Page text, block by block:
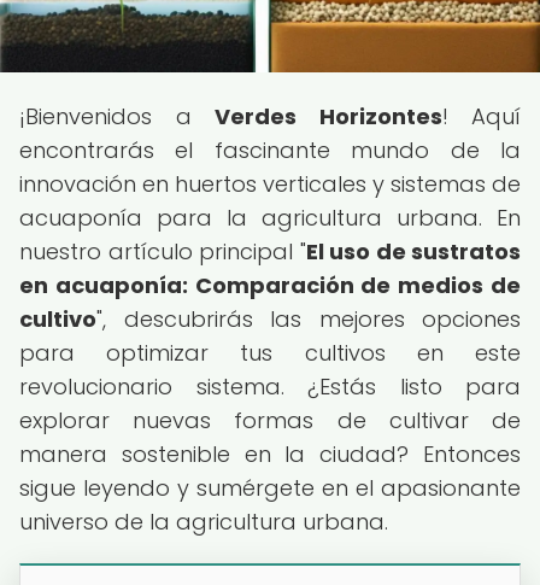
¡Bienvenidos a Verdes Horizontes! Aquí
encontrarás el fascinante mundo de la
innovación en huertos verticales y sistemas de
acuaponía para la agricultura urbana. En
nuestro artículo principal "El uso de sustratos
en acuaponía: Comparación de medios de
cultivo", descubrirás las mejores opciones
para optimizar tus cultivos en este
revolucionario sistema. ¿Estás listo para
explorar nuevas formas de cultivar de
manera sostenible en la ciudad? Entonces
sigue leyendo y sumérgete en el apasionante
universo de la agricultura urbana.